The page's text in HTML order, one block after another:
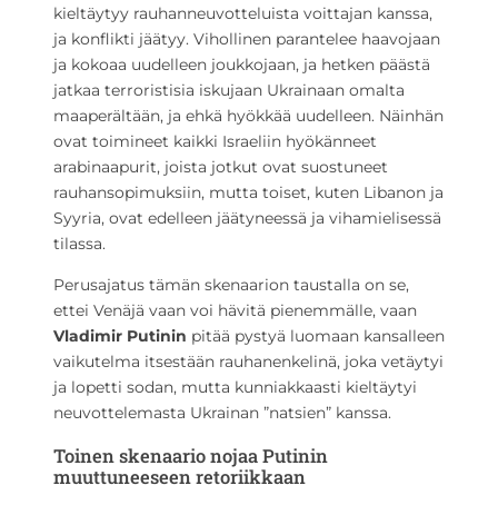
kieltäytyy rauhanneuvotteluista voittajan kanssa,
ja konflikti jäätyy. Vihollinen parantelee haavojaan
ja kokoaa uudelleen joukkojaan, ja hetken päästä
jatkaa terroristisia iskujaan Ukrainaan omalta
maaperältään, ja ehkä hyökkää uudelleen. Näinhän
ovat toimineet kaikki Israeliin hyökänneet
arabinaapurit, joista jotkut ovat suostuneet
rauhansopimuksiin, mutta toiset, kuten Libanon ja
Syyria, ovat edelleen jäätyneessä ja vihamielisessä
tilassa.
Perusajatus tämän skenaarion taustalla on se,
ettei Venäjä vaan voi hävitä pienemmälle, vaan
Vladimir Putinin pitää pystyä luomaan kansalleen
vaikutelma itsestään rauhanenkelinä, joka vetäytyi
ja lopetti sodan, mutta kunniakkaasti kieltäytyi
neuvottelemasta Ukrainan ”natsien” kanssa.
Toinen skenaario nojaa Putinin
muuttuneeseen retoriikkaan